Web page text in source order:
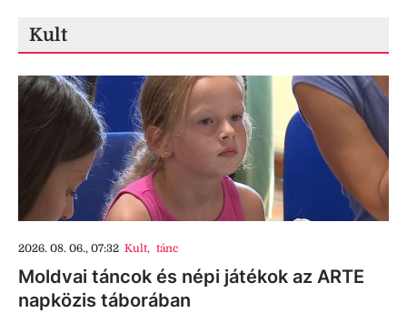
Kult
2026. 08. 06., 07:32 Kult, tánc
Moldvai táncok és népi játékok az ARTE
napközis táborában